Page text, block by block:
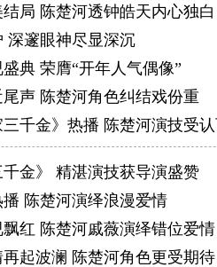
结局 陈楚河透钟皓天内心独白
深邃眼神尽显深沉
典 荣膺“开年人气偶像”
尾声 陈楚河角色纠结戏份重
三千金》热播 陈楚河演技受
金》 精湛演技获导演盛赞
播 陈楚河演绎浪漫爱情
飘红 陈楚河戚薇演绎错位爱情
再起波澜 陈楚河角色更受期待